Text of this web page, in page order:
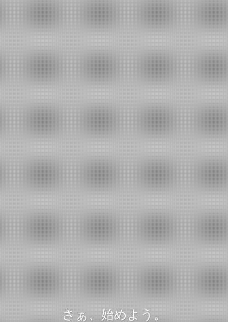
さぁ、始めよう。